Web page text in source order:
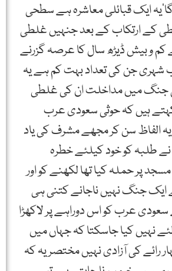
ایک قبائلی معاشرہ ہے سطحی
کے ارتکاب کے بعد جنہیں غلطی
کم و بیش ڈیڑھ سال کا عرصہ گزرنے
شہری جن کی تعداد بہت کم ہے یہ
جنگ میں مداخلت ان کی غلطی
ہیں کہ حوثی سعودی عرب
الفاظ سن کر مجھے مشرف کی یاد
طلبہ کو خود کیلئے خطرہ
پر حملہ کیا تھا لکھنے کو اور
جنگ نہیں ناجانے کتنی ہی
سعودی عرب کو اس دوراہے پر لاکھڑا
نہیں کیا جاسکتا کہ جہاں میں
رائے کی آزادی نہیں مختصر یہ کہ